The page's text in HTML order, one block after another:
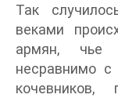
Так
веками
армян, чье
несравнимо